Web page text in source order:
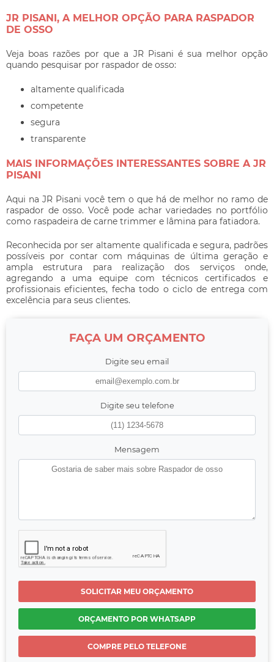
JR PISANI, A MELHOR OPÇÃO PARA RASPADOR
DE OSSO
Veja boas razões por que a JR Pisani é sua melhor opção
quando pesquisar por raspador de osso:
altamente qualificada
competente
segura
transparente
MAIS INFORMAÇÕES INTERESSANTES SOBRE A JR
PISANI
Aqui na JR Pisani você tem o que há de melhor no ramo de
raspador de osso. Você pode achar variedades no portfólio
como raspadeira de carne trimmer e lâmina para fatiadora.
Reconhecida por ser altamente qualificada e segura, padrões
possíveis por contar com máquinas de última geração e
ampla estrutura para realização dos serviços onde,
agregando a uma equipe com técnicos certificados e
profissionais eficientes, fecha todo o ciclo de entrega com
excelência para seus clientes.
FAÇA UM ORÇAMENTO
Digite seu email
Digite seu telefone
Mensagem
SOLICITAR MEU ORÇAMENTO
ORÇAMENTO POR WHATSAPP
COMPRE PELO TELEFONE